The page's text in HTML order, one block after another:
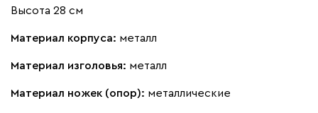
Высота 28 см
Материал корпуса: металл
Материал изголовья: металл
Материал ножек (опор): металлические